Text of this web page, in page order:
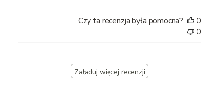
Czy ta recenzja była pomocna?
0
0
Załaduj więcej recenzji